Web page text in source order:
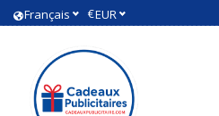
Français €EUR